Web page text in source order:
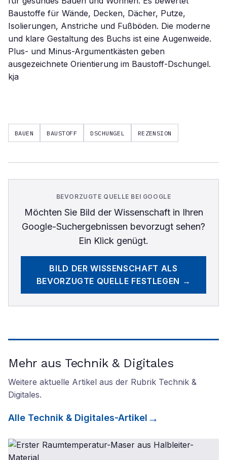
Baustoffe für Wände, Decken, Dächer, Putze,
Isolierungen, Anstriche und Fußböden. Die moderne
und klare Gestaltung des Buchs ist eine Augenweide.
Plus- und Minus-Argumentkästen geben
ausgezeichnete Orientierung im Baustoff-Dschungel.
kja
BAUEN BAUSTOFF DSCHUNGEL REZENSION
BEVORZUGTE QUELLE BEI GOOGLE
Möchten Sie Bild der Wissenschaftin Ihren
Google-Suchergebnissen bevorzugt sehen?
Ein Klick genügt.
BILD DER WISSENSCHAFT ALS
BEVORZUGTE QUELLE FESTLEGEN →
Mehr aus Technik & Digitales
Weitere aktuelle Artikel aus der Rubrik Technik &
Digitales.
Alle Technik & Digitales-Artikel